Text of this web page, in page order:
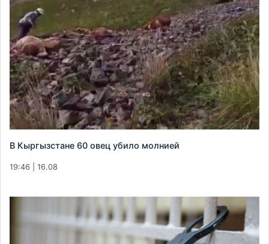
В Кыргызстане 60 овец убило молнией
19:46 | 16.08